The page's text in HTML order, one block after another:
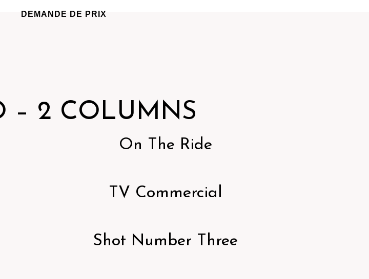
DEMANDE DE PRIX
– 2 COLUMNS
On The Ride
TV Commercial
Shot Number Three